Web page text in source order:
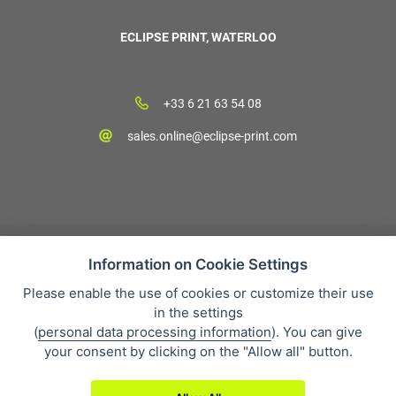
ECLIPSE PRINT, WATERLOO
+33 6 21 63 54 08
sales.online@eclipse-print.com
CGV
Protection des données personnelles
Qui sommes-nous?
Whistleblowing
Information on Cookie Settings
Please enable the use of cookies or customize their use
in the settings
(personal data processing information). You can give
your consent by clicking on the "Allow all" button.